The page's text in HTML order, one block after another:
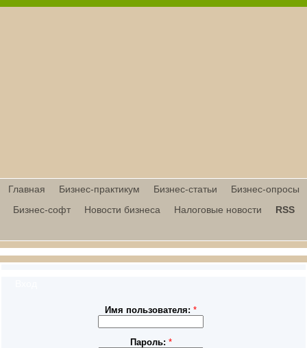
Главная Бизнес-практикум Бизнес-статьи
Бизнес-опросы
Бизнес-софт
Новости бизнеса Налоговые новости RSS
Имя пользователя:*
Пароль: *